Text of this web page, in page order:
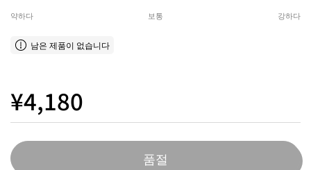
약하다 보통 강하다
남은 제품이 없습니다
¥4,180
품절